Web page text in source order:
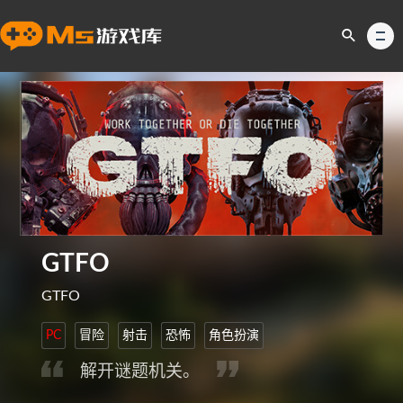
GTFO
GTFO
PC 冒险 射击 恐怖 角色扮演
解开谜题机关。